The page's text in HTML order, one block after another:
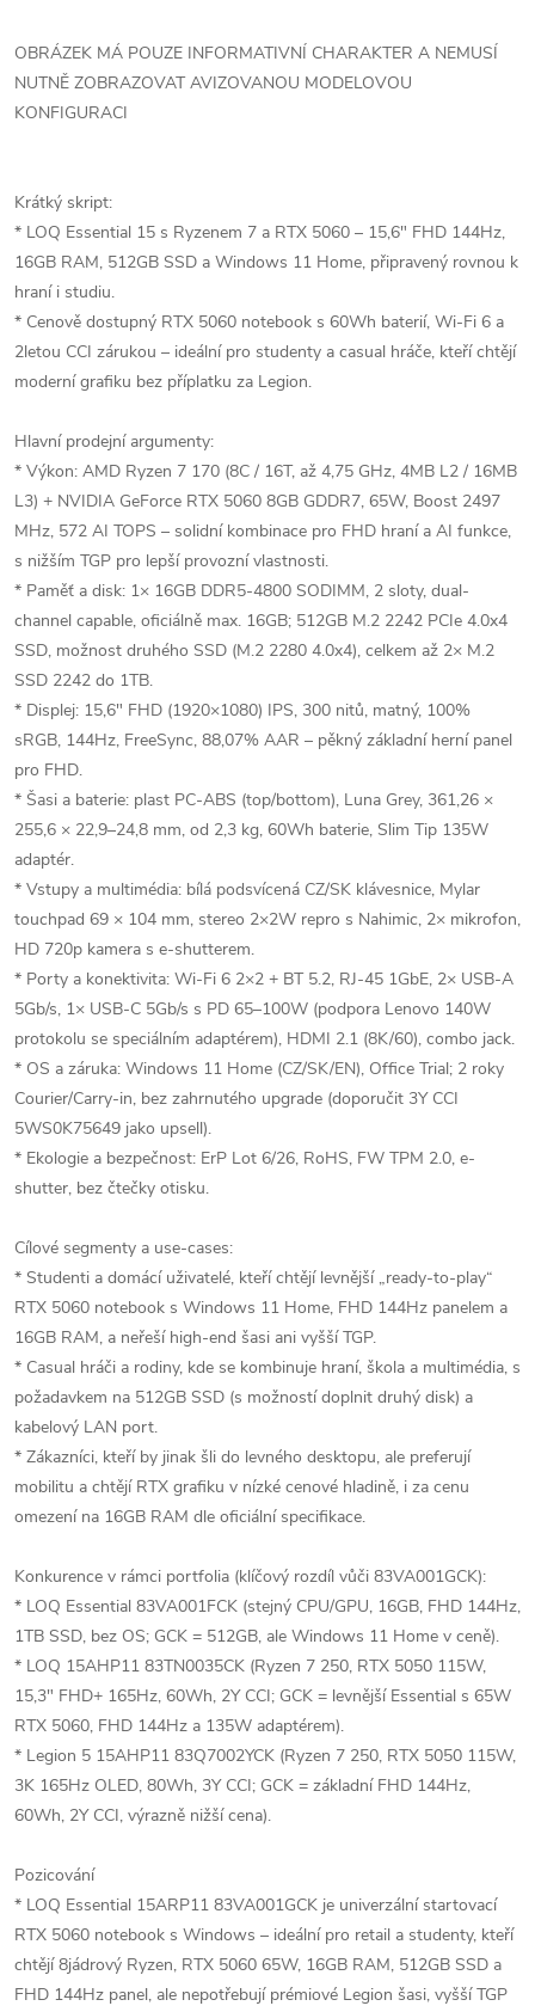
OBRÁZEK MÁ POUZE INFORMATIVNÍ CHARAKTER A NEMUSÍ
NUTNĚ ZOBRAZOVAT AVIZOVANOU MODELOVOU
KONFIGURACI
Krátký skript:
* LOQ Essential 15 s Ryzenem 7 a RTX 5060 – 15,6" FHD 144Hz,
16GB RAM, 512GB SSD a Windows 11 Home, připravený rovnou k
hraní i studiu.
* Cenově dostupný RTX 5060 notebook s 60Wh baterií, Wi-Fi 6 a
2letou CCI zárukou – ideální pro studenty a casual hráče, kteří chtějí
moderní grafiku bez příplatku za Legion.
Hlavní prodejní argumenty:
* Výkon: AMD Ryzen 7 170 (8C / 16T, až 4,75 GHz, 4MB L2 / 16MB
L3) + NVIDIA GeForce RTX 5060 8GB GDDR7, 65W, Boost 2497
MHz, 572 AI TOPS – solidní kombinace pro FHD hraní a AI funkce,
s nižším TGP pro lepší provozní vlastnosti.
* Paměť a disk: 1× 16GB DDR5-4800 SODIMM, 2 sloty, dual-
channel capable, oficiálně max. 16GB; 512GB M.2 2242 PCIe 4.0x4
SSD, možnost druhého SSD (M.2 2280 4.0x4), celkem až 2× M.2
SSD 2242 do 1TB.
* Displej: 15,6" FHD (1920×1080) IPS, 300 nitů, matný, 100%
sRGB, 144Hz, FreeSync, 88,07% AAR – pěkný základní herní panel
pro FHD.
* Šasi a baterie: plast PC-ABS (top/bottom), Luna Grey, 361,26 ×
255,6 × 22,9–24,8 mm, od 2,3 kg, 60Wh baterie, Slim Tip 135W
adaptér.
* Vstupy a multimédia: bílá podsvícená CZ/SK klávesnice, Mylar
touchpad 69 × 104 mm, stereo 2×2W repro s Nahimic, 2× mikrofon,
HD 720p kamera s e-shutterem.
* Porty a konektivita: Wi-Fi 6 2×2 + BT 5.2, RJ-45 1GbE, 2× USB-A
5Gb/s, 1× USB-C 5Gb/s s PD 65–100W (podpora Lenovo 140W
protokolu se speciálním adaptérem), HDMI 2.1 (8K/60), combo jack.
* OS a záruka: Windows 11 Home (CZ/SK/EN), Office Trial; 2 roky
Courier/Carry-in, bez zahrnutého upgrade (doporučit 3Y CCI
5WS0K75649 jako upsell).
* Ekologie a bezpečnost: ErP Lot 6/26, RoHS, FW TPM 2.0, e-
shutter, bez čtečky otisku.
Cílové segmenty a use-cases:
* Studenti a domácí uživatelé, kteří chtějí levnější „ready-to-play“
RTX 5060 notebook s Windows 11 Home, FHD 144Hz panelem a
16GB RAM, a neřeší high-end šasi ani vyšší TGP.
* Casual hráči a rodiny, kde se kombinuje hraní, škola a multimédia, s
požadavkem na 512GB SSD (s možností doplnit druhý disk) a
kabelový LAN port.
* Zákazníci, kteří by jinak šli do levného desktopu, ale preferují
mobilitu a chtějí RTX grafiku v nízké cenové hladině, i za cenu
omezení na 16GB RAM dle oficiální specifikace.
Konkurence v rámci portfolia (klíčový rozdíl vůči 83VA001GCK):
* LOQ Essential 83VA001FCK (stejný CPU/GPU, 16GB, FHD 144Hz,
1TB SSD, bez OS; GCK = 512GB, ale Windows 11 Home v ceně).
* LOQ 15AHP11 83TN0035CK (Ryzen 7 250, RTX 5050 115W,
15,3" FHD+ 165Hz, 60Wh, 2Y CCI; GCK = levnější Essential s 65W
RTX 5060, FHD 144Hz a 135W adaptérem).
* Legion 5 15AHP11 83Q7002YCK (Ryzen 7 250, RTX 5050 115W,
3K 165Hz OLED, 80Wh, 3Y CCI; GCK = základní FHD 144Hz,
60Wh, 2Y CCI, výrazně nižší cena).
Pozicování
* LOQ Essential 15ARP11 83VA001GCK je univerzální startovací
RTX 5060 notebook s Windows – ideální pro retail a studenty, kteří
chtějí 8jádrový Ryzen, RTX 5060 65W, 16GB RAM, 512GB SSD a
FHD 144Hz panel, ale nepotřebují prémiové Legion šasi, vyšší TGP